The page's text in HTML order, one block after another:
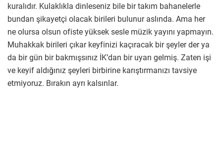
kuralıdır. Kulaklıkla dinleseniz bile bir takım bahanelerle
bundan şikayetçi olacak birileri bulunur aslında. Ama her
ne olursa olsun ofiste yüksek sesle müzik yayını yapmayın.
Muhakkak birileri çıkar keyfinizi kaçıracak bir şeyler der ya
da bir gün bir bakmışsınız İK’dan bir uyarı gelmiş. Zaten işi
ve keyif aldığınız şeyleri birbirine karıştırmanızı tavsiye
etmiyoruz. Bırakın ayrı kalsınlar.